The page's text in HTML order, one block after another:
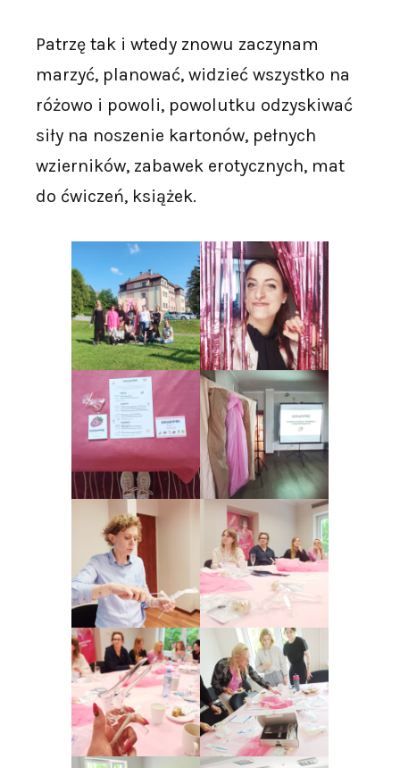
Patrzę tak i wtedy znowu zaczynam
marzyć, planować, widzieć wszystko na
różowo i powoli, powolutku odzyskiwać
siły na noszenie kartonów, pełnych
wzierników, zabawek erotycznych, mat
do ćwiczeń, książek.